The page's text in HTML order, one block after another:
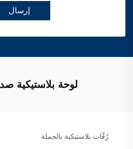
إرسال
لوحة بلاستيكية
رُفّات بلاستيكية بالجملة